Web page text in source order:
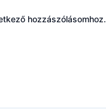
hozzászólásomhoz.